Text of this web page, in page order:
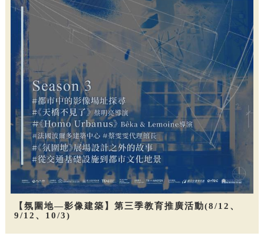
【氛圍地—影像建築】第三季教育推廣活動(8/12、
9/12、10/3)